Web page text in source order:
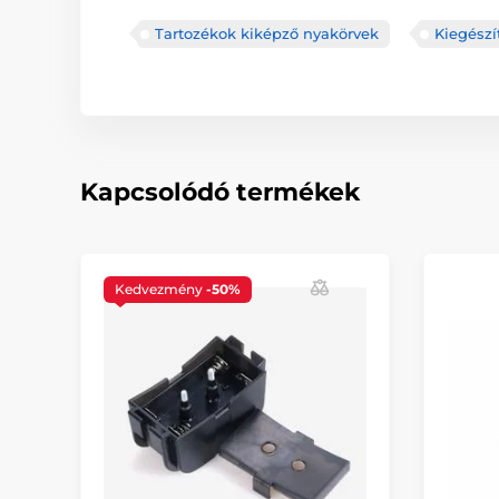
Tartozékok kiképző nyakörvek
Kapcsolódó termékek
Kedvezmény -50%